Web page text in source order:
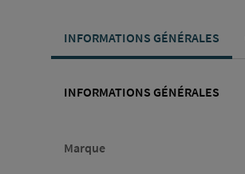
INFORMATIONS GÉNÉRALES
INFORMATIONS GÉNÉRALES
Marque